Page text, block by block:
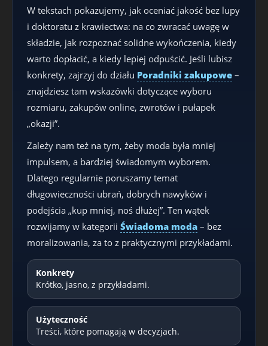
W tekstach pokazujemy, jak oceniać jakość bez lupy
i doktoratu z krawiectwa: na co zwracać uwagę w
składzie, jak rozpoznać solidne wykończenia, kiedy
warto dopłacić, a kiedy lepiej odpuścić. Jeśli lubisz
konkrety, zajrzyj do działu Poradniki zakupowe –
znajdziesz tam wskazówki dotyczące wyboru
rozmiaru, zakupów online, zwrotów i pułapek
„okazji”.
Zależy nam też na tym, żeby moda była mniej
impulsem, a bardziej świadomym wyborem.
Dlatego regularnie poruszamy temat
długowieczności ubrań, dobrych nawyków i
podejścia „kup mniej, noś dłużej”. Ten wątek
rozwijamy w kategorii Świadoma moda – bez
moralizowania, za to z praktycznymi przykładami.
Konkrety
Krótko, jasno, z przykładami.
Użyteczność
Treści, które pomagają w decyzjach.